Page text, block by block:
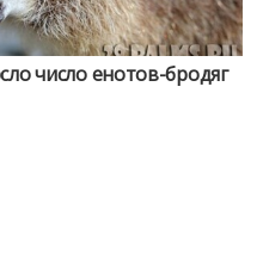
число енотов-бродяг